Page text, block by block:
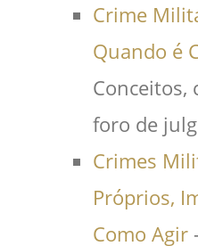
Crime
Quando é
Conceitos,
foro de
Crimes
Próprios,
Como Agir